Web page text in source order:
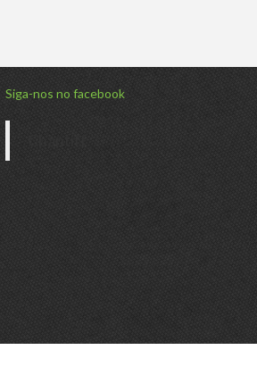
Siga-nos no facebook